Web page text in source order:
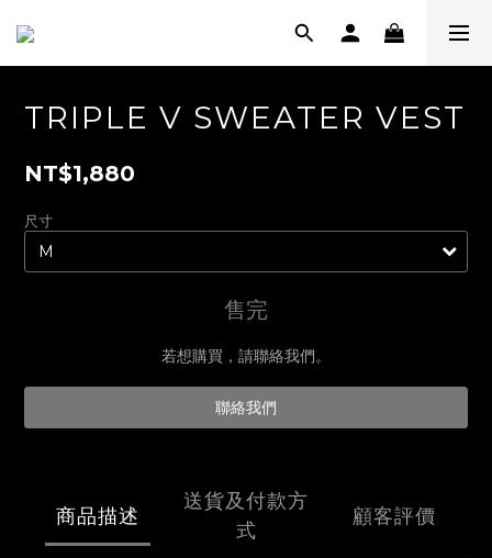
TRIPLE V SWEATER VEST
NT$1,880
尺寸
售完
若想購買，請聯絡我們。
聯絡我們
商品描述
送貨及付款方
式
顧客評價